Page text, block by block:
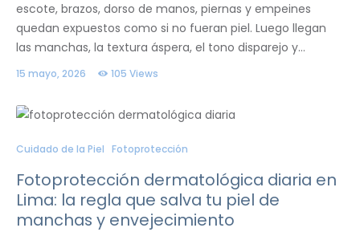
escote, brazos, dorso de manos, piernas y empeines
quedan expuestos como si no fueran piel. Luego llegan
las manchas, la textura áspera, el tono disparejo y…
15 mayo, 2026 105 Views
Cuidado de la Piel Fotoprotección
Fotoprotección dermatológica diaria en
Lima: la regla que salva tu piel de
manchas y envejecimiento